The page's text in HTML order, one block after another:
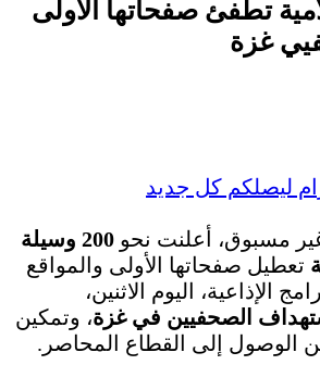
تطفئ صفحاتها الأولى
غزة
مسبوق، أعلنت نحو
200 وسيلة
تعطيل صفحاتها الأولى والمواقع
الإذاعية، اليوم الاثنين،
الصحفيين في غزة، وتمكين
الوصول إلى القطاع المحاصر.